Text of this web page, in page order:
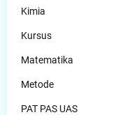
Kimia
Kursus
Matematika
Metode
PAT PAS UAS